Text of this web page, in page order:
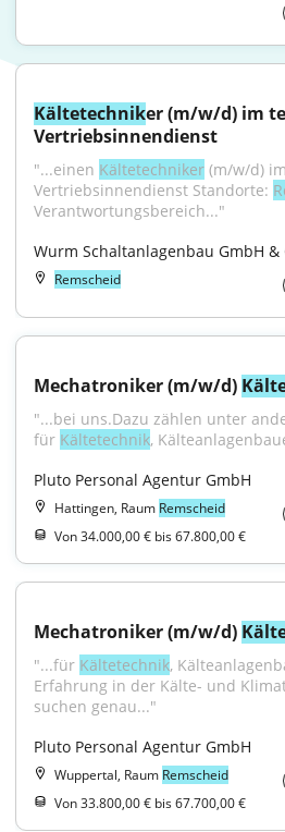
Kältetechniker (m/w/d) im
Vertriebsinnendienst
"...einen Kältetechniker (m/w/d)
Vertriebsinnendienst Standorte:
Verantwortungsbereich..."
Wurm Schaltanlagenbau GmbH &
Remscheid
Mechatroniker (m/w/d)
"...bei uns.Dazu zählen unter
für Kältetechnik,
Pluto Personal Agentur GmbH
Hattingen, Raum Remscheid
Von 34.000,00 € bis 67.800,00 €
Mechatroniker (m/w/d)
"...für Kältetechnik,
Erfahrung in der Kälte- und
suchen genau..."
Pluto Personal Agentur GmbH
Wuppertal, Raum Remscheid
Von 33.800,00 € bis 67.700,00 €